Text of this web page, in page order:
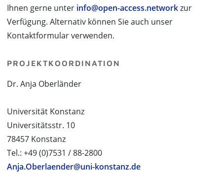
Ihnen gerne unter info@open-access.networkzur
Verfügung. Alternativ können Sie auch unser
Kontaktformular verwenden.
PROJEKTKOORDINATION
Dr. Anja Oberländer
Universität Konstanz
Universitätsstr. 10
78457 Konstanz
Tel.: +49 (0)7531 / 88-2800
Anja.Oberlaender@uni-konstanz.de